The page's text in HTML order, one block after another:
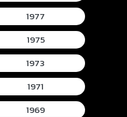
1977
1975
1973
1971
1969